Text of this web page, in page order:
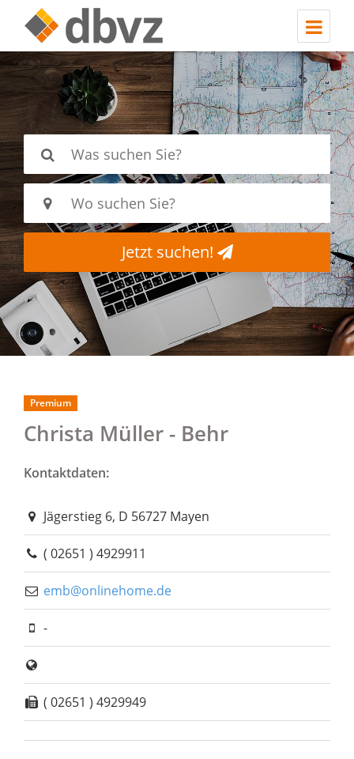
Jetzt suchen!
Christa Müller - Behr
Premium
Kontaktdaten:
Jägerstieg 6, D 56727 Mayen
( 02651 ) 4929911
emb@onlinehome.de
-
( 02651 ) 4929949